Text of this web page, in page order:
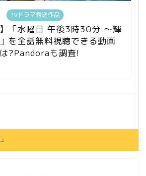
TVドラマ秀逸作品
】「水曜日 午後3時30分 ～輝
を全話無料視聴できる動画
?Pandoraも調査!